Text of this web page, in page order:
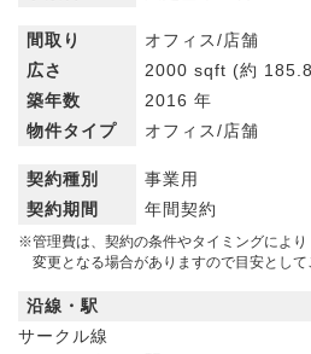
間取り
オフィス/店舗
広さ
2000 sqft (約 185.8
築年数
2016 年
物件タイプ
オフィス/店舗
契約種別
事業用
契約期間
年間契約
※管理費は、契約の条件やタイミングにより
変更となる場合がありますので目安として
沿線・駅
サークル線